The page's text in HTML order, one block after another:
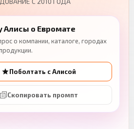
Алисы о Евромате
о компании, каталоге, городах
Поболтать с Алисой
Скопировать промпт